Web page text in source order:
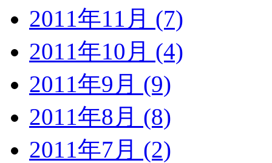
2011年11月 (7)
2011年10月 (4)
2011年9月 (9)
2011年8月 (8)
2011年7月 (2)